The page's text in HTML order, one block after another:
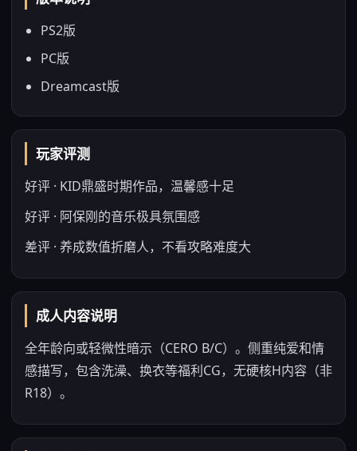
PS2版
PC版
Dreamcast版
玩家评测
好评 · KID鼎盛时期作品，温馨感十足
好评 · 阿保刚的音乐极具氛围感
差评 · 养成数值折磨人，不看攻略难度大
成人内容说明
全年龄向或轻微性暗示（CERO B/C）。侧重纯爱和情
感描写，包含洗澡、换衣等福利CG，无硬核H内容（非
R18）。